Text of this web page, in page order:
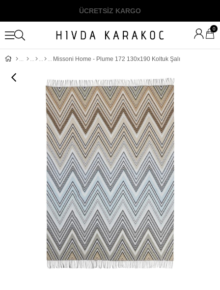
ÜCRETSİZ KARGO
0
Missoni Home - Plume 172 130x190 Koltuk Şalı